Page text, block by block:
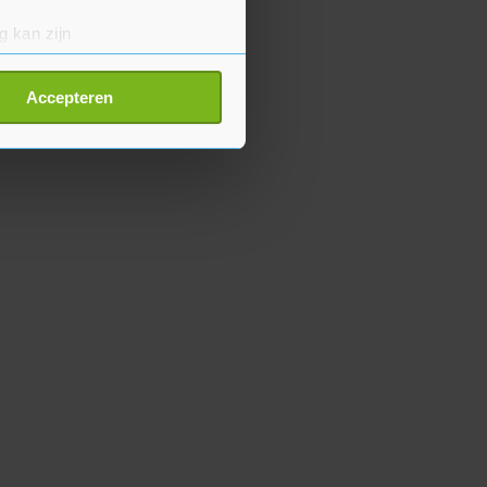
kan zijn
detailgedeelte
cookiepagina kun je
Accepteren